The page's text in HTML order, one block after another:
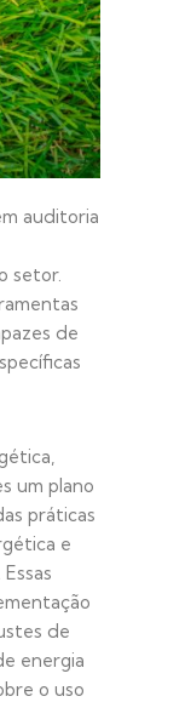
auditoria
setor.
de
um plano
práticas
e
de
energia
o uso